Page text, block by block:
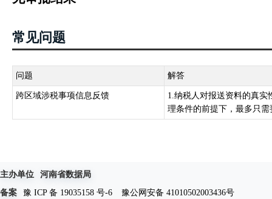
常见问题
问题 解答
跨区域涉税事项信息反馈
1.纳税人对报送资料的真
理条件的前提下，最多只
主办单位
河南省数据局
备案
豫 ICP 备 19035158 号-6
豫公网安备 41010502003436号